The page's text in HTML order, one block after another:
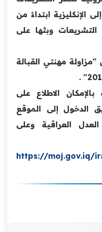
الإنكليزية ابتداءً من
2021 بترجمة التشريعات وبثها على
مهنتي القبالة
الاطلاع على
الدخول إلى الموقع
العدل العراقية وعلى
https://moj.gov.iq/